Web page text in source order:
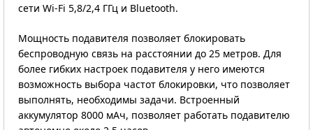
сети Wi-Fi 5,8/2,4 ГГц и Bluetooth.
Мощность подавителя позволяет блокировать
беспроводную связь на расстоянии до 25 метров. Для
более гибких настроек подавителя у него имеются
возможность выбора частот блокировки, что позволяет
выполнять, необходимы задачи. Встроенный
аккумулятор 8000 мАч, позволяет работать подавителю